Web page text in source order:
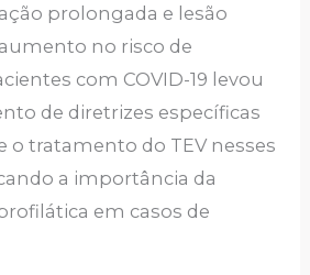
prolongada e lesão
no risco de
com COVID-19 levou
de diretrizes específicas
o tratamento do TEV nesses
a importância da
em casos de